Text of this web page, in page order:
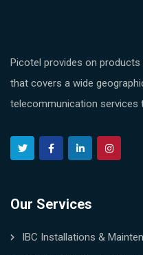
Picotel provides on
that covers a wide
telecommunication services
Our Services
IBC Installations &